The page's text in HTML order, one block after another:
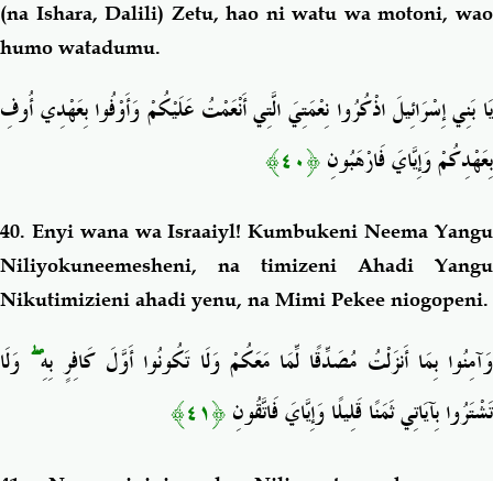
(na Ishara, Dalili) Zetu, hao ni watu wa motoni, wao
humo watadumu.
يَا بَنِي إِسْرَائِيلَ اذْكُرُوا نِعْمَتِيَ الَّتِي أَنْعَمْتُ عَلَيْكُمْ وَأَوْفُوا بِعَهْدِي أُوفِ
بِعَهْدِكُمْ وَإِيَّايَ فَارْهَبُونِ﴿٤٠﴾
40. Enyi wana wa Israaiyl! Kumbukeni Neema Yangu
Niliyokuneemesheni, na timizeni Ahadi Yangu
Nikutimizieni ahadi yenu, na Mimi Pekee niogopeni.
وَآمِنُوا بِمَا أَنزَلْتُ مُصَدِّقًا لِّمَا مَعَكُمْ وَلَا تَكُونُوا أَوَّلَ كَافِرٍ بِهِۖ وَلَا
تَشْتَرُوا بِآيَاتِي ثَمَنًا قَلِيلًا وَإِيَّايَ فَاتَّقُونِ﴿٤١﴾